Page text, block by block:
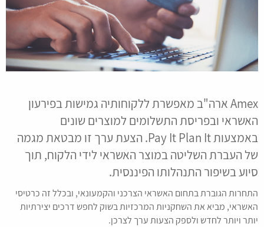
Amex ארה"ב מאפשרת ללקוחותיה גמישות בפירעון
האשראי ובפריסת התשלומים למוצרים שונים
באמצעות Pay It Plan It. הצעת ערך זו מבטאת מגמה
של העברת השליטה במוצר האשראי לידי הלקוח, תוך
סיוע בשיפור התנהלותו הפיננסית.
התחרות הגוברת בתחום האשראי הצרכני והקמעונאי, ובכלל זה כרטיסי
האשראי, מביא את השחקניות המרכזיות בשוק לחפש דרכים יצירתיות
יותר ויותר לחדש ולספק הצעות ערך לצרכן.